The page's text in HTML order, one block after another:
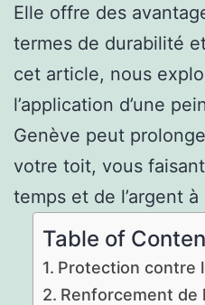
Elle offre des
termes de durabilité
cet article, nous
l’application d’une
Genève peut
votre toit, vous
temps et de l’argent
Table of
Protection contre
Renforcement de